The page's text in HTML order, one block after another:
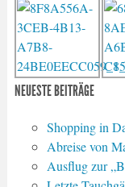
NEUESTE BEITRÄGE
Shopping in
Abreise von
Ausflug zur